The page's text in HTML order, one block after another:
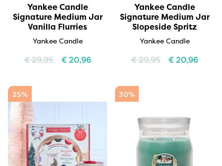
Yankee Candle
Signature Medium Jar
Vanilla Flurries
Yankee Candle
€29,95 €20,96
Yankee Candle
Signature Medium Jar
Slopeside Spritz
Yankee Candle
€29,95 €20,96
25% 30%